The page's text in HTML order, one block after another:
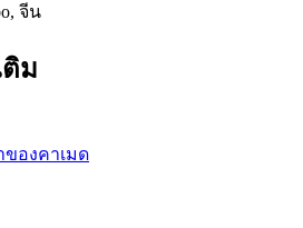
จีน
ม
ของคาเมด